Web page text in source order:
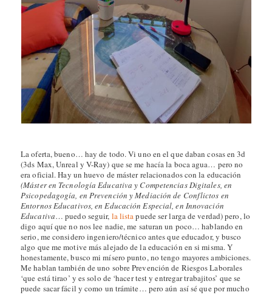
La oferta, bueno… hay de todo. Vi uno en el que daban cosas en 3d
(3ds Max, Unreal y V-Ray) que se me hacía la boca agua… pero no
era oficial. Hay un huevo de máster relacionados con la educación
(Máster en Tecnología Educativa y Competencias Digitales, en
Psicopedagogía, en Prevención y Mediación de Conflictos en
Entornos Educativos, en Educación Especial, en Innovación
Educativa… puedo seguir, la listapuede ser larga de verdad) pero, lo
digo aquí que no nos lee nadie, me saturan un poco… hablando en
serio, me considero ingeniero/técnico antes que educador, y busco
algo que me motive más alejado de la educación en si misma. Y
honestamente, busco mi mísero punto, no tengo mayores ambiciones.
Me hablan también de uno sobre Prevención de Riesgos Laborales
‘que está tirao’ y es solo de ‘hacer test y entregar trabajitos’ que se
puede sacar fácil y como un trámite… pero aún así sé que por mucho